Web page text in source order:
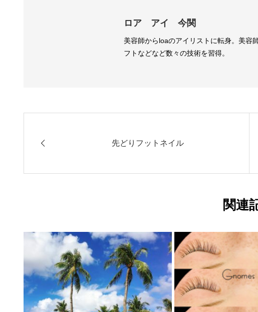
ロア アイ 今関
美容師からloaのアイリストに転身。美容
フトなどなど数々の技術を習得。
先どりフットネイル
関連